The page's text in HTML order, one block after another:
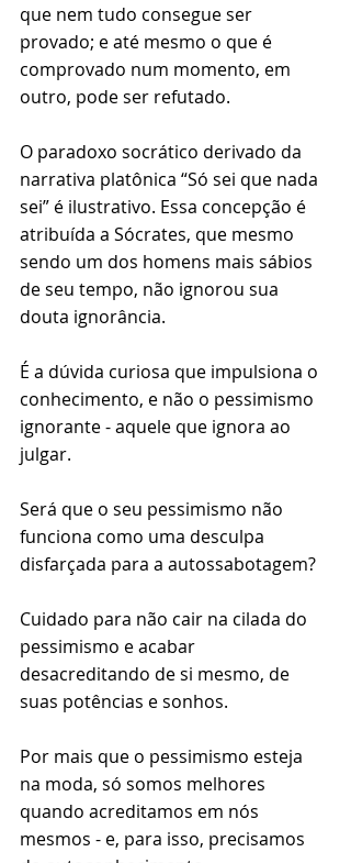
que nem tudo consegue ser
provado; e até mesmo o que é
comprovado num momento, em
outro, pode ser refutado.
O paradoxo socrático derivado da
narrativa platônica “Só sei que nada
sei” é ilustrativo. Essa concepção é
atribuída a Sócrates, que mesmo
sendo um dos homens mais sábios
de seu tempo, não ignorou sua
douta ignorância.
É a dúvida curiosa que impulsiona o
conhecimento, e não o pessimismo
ignorante - aquele que ignora ao
julgar.
Será que o seu pessimismo não
funciona como uma desculpa
disfarçada para a autossabotagem?
Cuidado para não cair na cilada do
pessimismo e acabar
desacreditando de si mesmo, de
suas potências e sonhos.
Por mais que o pessimismo esteja
na moda, só somos melhores
quando acreditamos em nós
mesmos - e, para isso, precisamos